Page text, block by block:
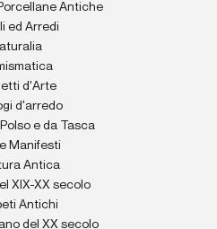
Antiche
ed Arredi
d'Arte
d'arredo
e da Tasca
Manifesti
Antica
XIX-XX secolo
Antichi
del XX secolo